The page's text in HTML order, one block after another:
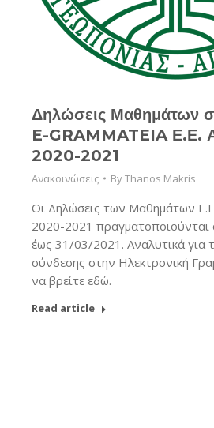
Δηλώσεις Μαθημάτων
E-GRAMMATEIA Ε.Ε.
2020-2021
Ανακοινώσεις ByThanos Makris
Οι Δηλώσεις των Μαθημάτων
2020-2021
έως 31/03/2021. Αναλυτικά για
σύνδεσης στην Ηλεκτρονική
να βρείτε εδώ.
Read article